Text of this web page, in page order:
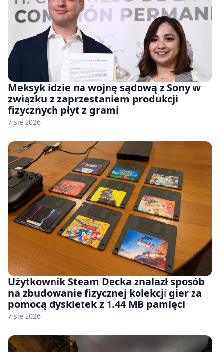
Meksyk idzie na wojnę sądową z Sony w
związku z zaprzestaniem produkcji
fizycznych płyt z grami
7 sie 2026
Użytkownik Steam Decka znalazł sposób
na zbudowanie fizycznej kolekcji gier za
pomocą dyskietek z 1.44 MB pamięci
7 sie 2026